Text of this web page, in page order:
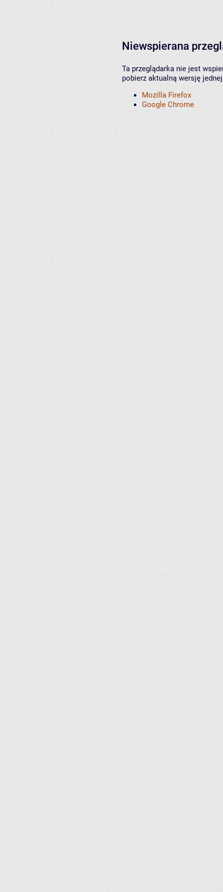
Niewspierana
Ta przeglądarka nie jest
pobierz aktualną wersję
Mozilla Firefox
Google Chrome